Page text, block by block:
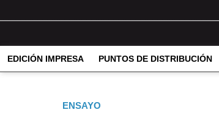
EDICIÓN IMPRESA PUNTOS DE DISTRIBUCIÓN
ENSAYO